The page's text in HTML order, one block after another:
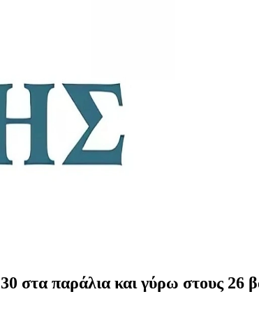
στα παράλια και γύρω στους 26